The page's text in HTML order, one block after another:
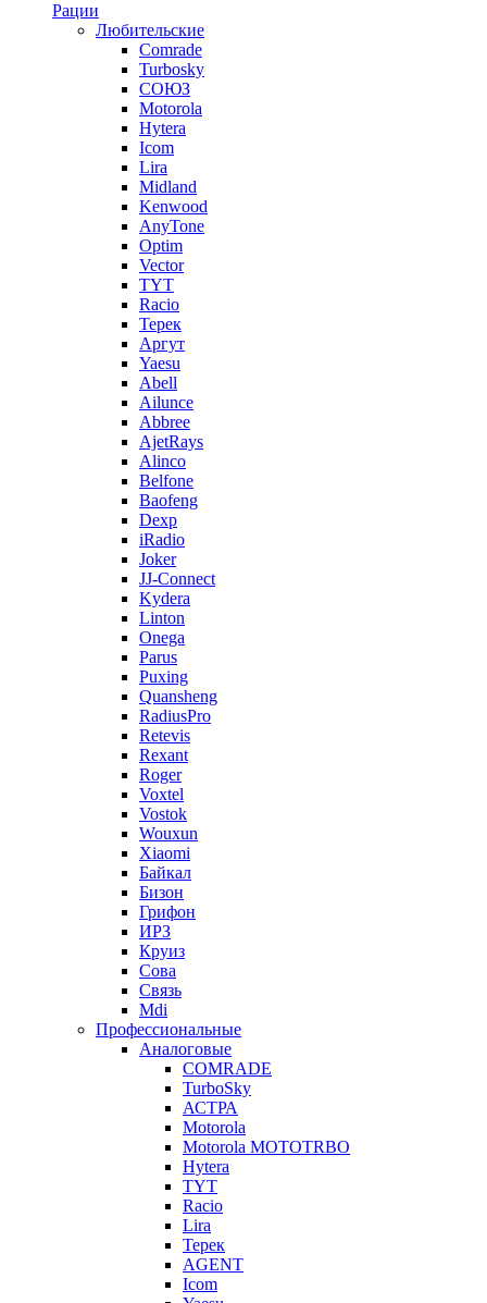
Рации
Любительские
Comrade
Turbosky
СОЮЗ
Motorola
Hytera
Icom
Lira
Midland
Kenwood
AnyTone
Optim
Vector
TYT
Racio
Терек
Аргут
Yaesu
Abell
Ailunce
Abbree
AjetRays
Alinco
Belfone
Baofeng
Dexp
iRadio
Joker
JJ-Connect
Kydera
Linton
Onega
Parus
Puxing
Quansheng
RadiusPro
Retevis
Rexant
Roger
Voxtel
Vostok
Wouxun
Xiaomi
Байкал
Бизон
Грифон
ИРЗ
Круиз
Сова
Связь
Mdi
Профессиональные
Аналоговые
COMRADE
TurboSky
АСТРА
Motorola
Motorola MOTOTRBO
Hytera
TYT
Racio
Lira
Терек
AGENT
Icom